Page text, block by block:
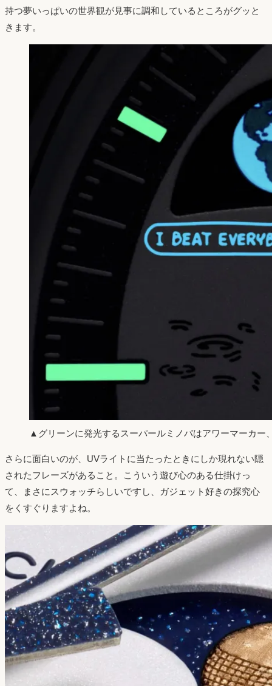
持つ夢いっぱいの世界観が見事に調和しているところがグッと
きます。
▲グリーンに発光するスーパールミノバはアワーマーカー
さらに面白いのが、UVライトに当たったときにしか現れない隠
されたフレーズがあること。こういう遊び心のある仕掛けっ
て、まさにスウォッチらしいですし、ガジェット好きの探究心
をくすぐりますよね。